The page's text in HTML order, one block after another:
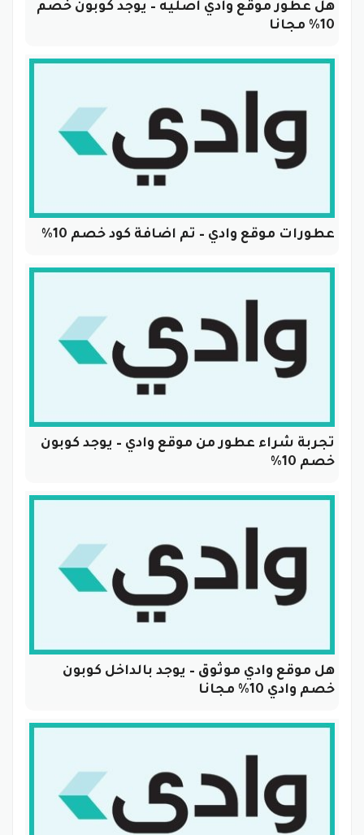
هل عطور موقع وادي اصليه – يوجد كوبون خصم
10% مجانا
عطورات موقع وادي – تم اضافة كود خصم 10%
تجربة شراء عطور من موقع وادي – يوجد كوبون
خصم 10%
هل موقع وادي موثوق – يوجد بالداخل كوبون
خصم وادي 10% مجانا